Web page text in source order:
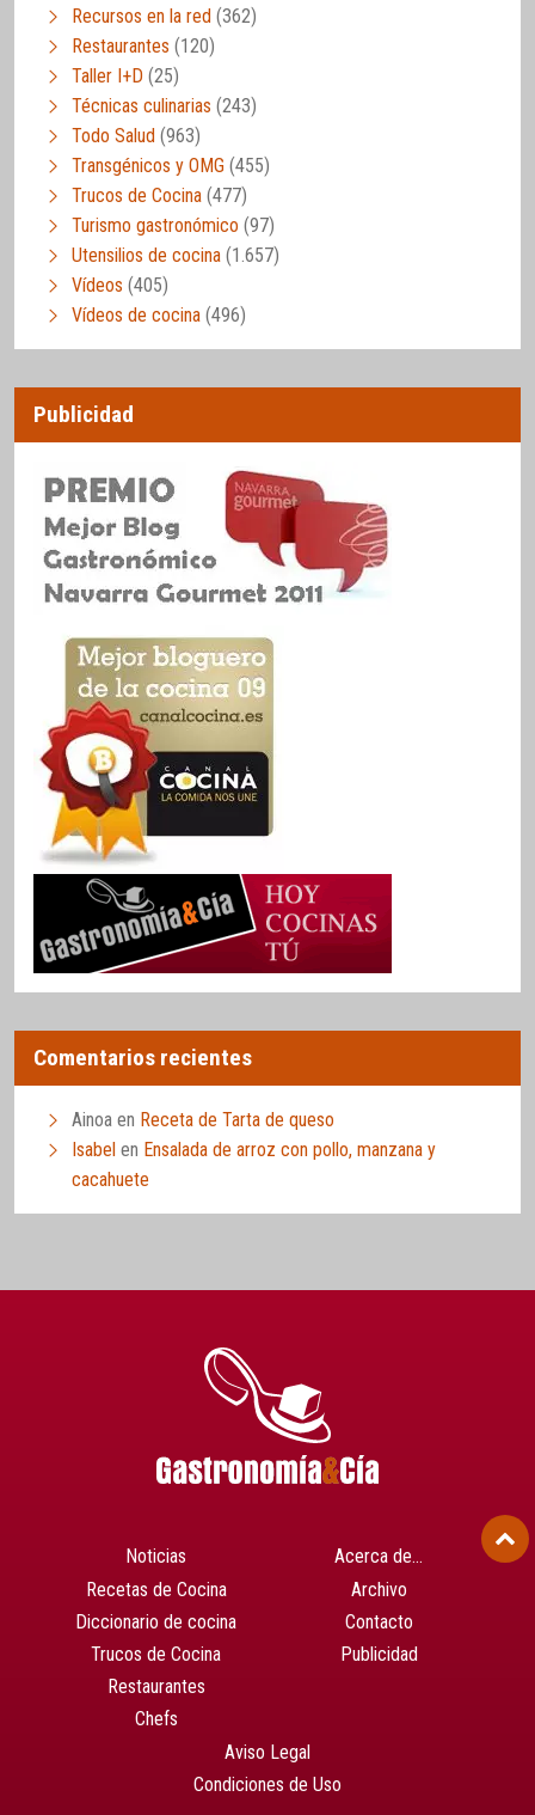
Recursos en la red (362)
Restaurantes (120)
Taller I+D (25)
Técnicas culinarias (243)
Todo Salud (963)
Transgénicos y OMG (455)
Trucos de Cocina (477)
Turismo gastronómico (97)
Utensilios de cocina (1.657)
Vídeos (405)
Vídeos de cocina (496)
Publicidad
Comentarios recientes
Ainoa en Receta de Tarta de queso
Isabel en Ensalada de arroz con pollo, manzana y
cacahuete
Noticias
Recetas de Cocina
Diccionario de cocina
Trucos de Cocina
Restaurantes
Chefs
Acerca de…
Archivo
Contacto
Publicidad
Aviso Legal
Condiciones de Uso